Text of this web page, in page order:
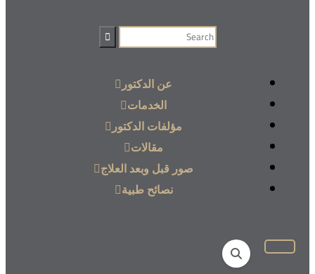
عن الدكتور
الخدمات
مؤلفات الدكتور
مقالات
صور قبل وبعد العلاج
نصائح طبية